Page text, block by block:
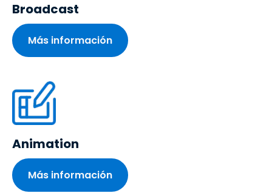
Broadcast
Más información
Animation
Más información